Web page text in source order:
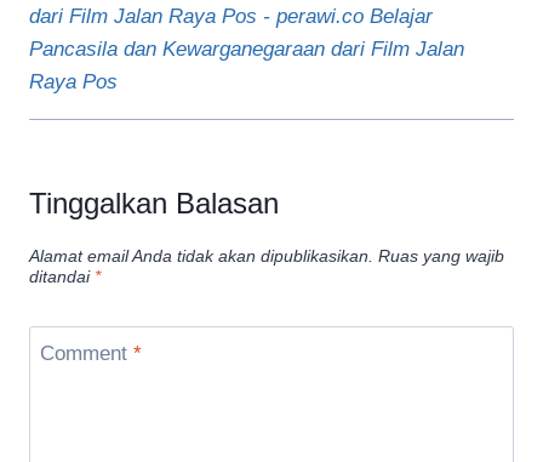
dari Film Jalan Raya Pos - perawi.co Belajar
Pancasila dan Kewarganegaraan dari Film Jalan
Raya Pos
Tinggalkan Balasan
Alamat email Anda tidak akan dipublikasikan. Ruas yang wajib
ditandai *
Comment *